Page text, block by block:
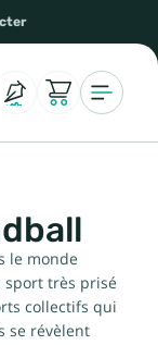
le monde
très prisé
collectifs qui
se révèlent